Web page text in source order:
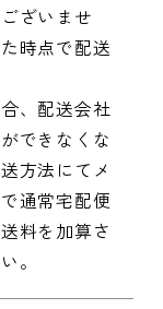
ざいませ
時点で配送
、配送会社
できなくな
方法にてメ
通常宅配便
料を加算さ
。